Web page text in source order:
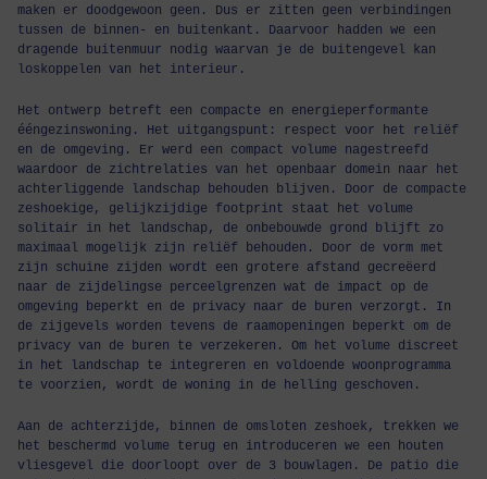
maken er doodgewoon geen. Dus er zitten geen verbindingen
tussen de binnen- en buitenkant. Daarvoor hadden we een
dragende buitenmuur nodig waarvan je de buitengevel kan
loskoppelen van het interieur.
Het ontwerp betreft een compacte en energieperformante
ééngezinswoning. Het uitgangspunt: respect voor het reliëf
en de omgeving. Er werd een compact volume nagestreefd
waardoor de zichtrelaties van het openbaar domein naar het
achterliggende landschap behouden blijven. Door de compacte
zeshoekige, gelijkzijdige footprint staat het volume
solitair in het landschap, de onbebouwde grond blijft zo
maximaal mogelijk zijn reliëf behouden. Door de vorm met
zijn schuine zijden wordt een grotere afstand gecreëerd
naar de zijdelingse perceelgrenzen wat de impact op de
omgeving beperkt en de privacy naar de buren verzorgt. In
de zijgevels worden tevens de raamopeningen beperkt om de
privacy van de buren te verzekeren. Om het volume discreet
in het landschap te integreren en voldoende woonprogramma
te voorzien, wordt de woning in de helling geschoven.
Aan de achterzijde, binnen de omsloten zeshoek, trekken we
het beschermd volume terug en introduceren we een houten
vliesgevel die doorloopt over de 3 bouwlagen. De patio die